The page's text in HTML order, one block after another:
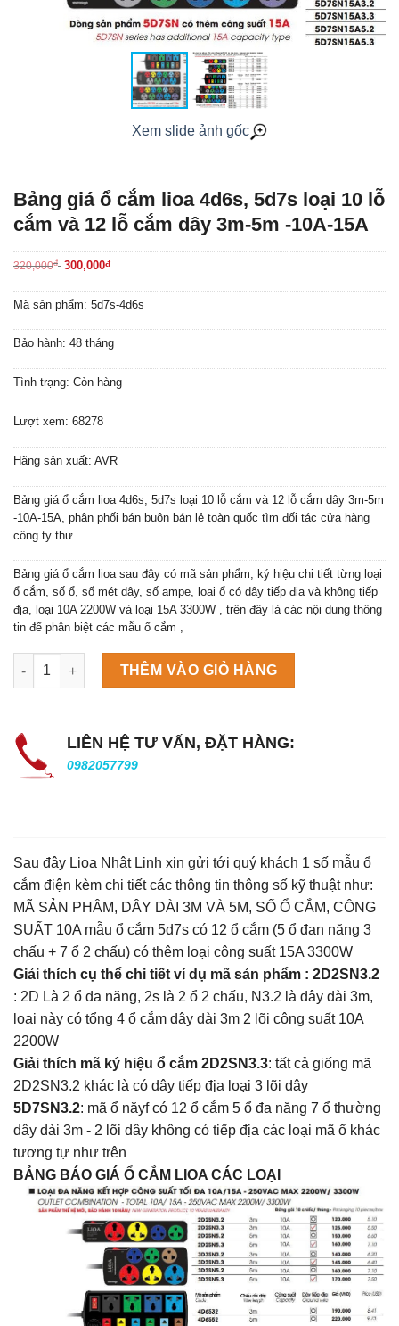
Xem slide ảnh gốc
Bảng giá ổ cắm lioa 4d6s, 5d7s loại 10 lỗ
cắm và 12 lỗ cắm dây 3m-5m -10A-15A
320,000đ 300,000đ
Mã sản phẩm: 5d7s-4d6s
Bảo hành: 48 tháng
Tình trạng: Còn hàng
Lượt xem: 68278
Hãng sản xuất: AVR
Bảng giá ổ cắm lioa 4d6s, 5d7s loại 10 lỗ cắm và 12 lỗ cắm dây 3m-5m
-10A-15A, phân phối bán buôn bán lẻ toàn quốc tìm đối tác cửa hàng
công ty thư
Bảng giá ổ cắm lioa sau đây có mã sản phẩm, ký hiệu chi tiết từng loại
ổ cắm, số ổ, số mét dây, số ampe, loại ổ có dây tiếp địa và không tiếp
địa, loại 10A 2200W và loại 15A 3300W , trên đây là các nội dung thông
tin để phân biệt các mẫu ổ cắm ,
Máy làm đá viên Scotsman NW458AS số lượng
THÊM VÀO GIỎ HÀNG
LIÊN HỆ TƯ VẤN, ĐẶT HÀNG:
0982057799
Sau đây Lioa Nhật Linh xin gửi tới quý khách 1 số mẫu ổ
cắm điện kèm chi tiết các thông tin thông số kỹ thuật như:
MÃ SẢN PHÂM, DÂY DÀI 3M VÀ 5M, SỐ Ổ CẮM, CÔNG
SUẤT 10A mẫu ổ cắm 5d7s có 12 ổ cắm (5 ổ đan năng 3
chấu + 7 ổ 2 chấu) có thêm loại công suất 15A 3300W
Giải thích cụ thể chi tiết ví dụ mã sản phẩm : 2D2SN3.2
: 2D Là 2 ổ đa năng, 2s là 2 ổ 2 chấu, N3.2 là dây dài 3m,
loại này có tổng 4 ổ cắm dây dài 3m 2 lõi công suất 10A
2200W
Giải thích mã ký hiệu ổ cắm 2D2SN3.3: tất cả giống mã
2D2SN3.2 khác là có dây tiếp địa loại 3 lõi dây
5D7SN3.2: mã ổ năyf có 12 ổ cắm 5 ổ đa năng 7 ổ thường
dây dài 3m - 2 lõi dây không có tiếp địa các loại mã ổ khác
tương tự như trên
BẢNG BÁO GIÁ Ổ CẮM LIOA CÁC LOẠI